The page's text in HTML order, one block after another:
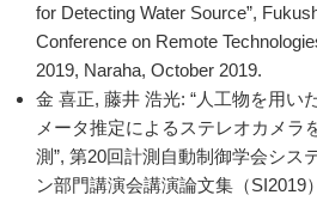
for Detecting Water Source”,
Conference on Remote
2019, Naraha, October 2019.
金 喜正, 藤井 浩光: “人工物を用い
メータ推定によるステレオカメラ
測”, 第20回計測自動制御学会シス
ン部門講演会講演論文集（SI2019